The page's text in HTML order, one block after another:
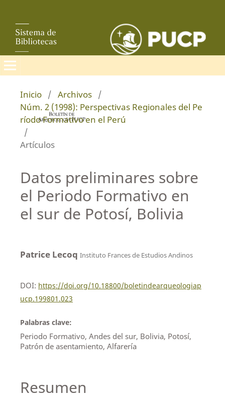
Inicio / Archivos /
Núm. 2 (1998): Perspectivas Regionales del Pe
ríodo Formativo en el Perú
/
Artículos
Datos preliminares sobre
el Periodo Formativo en
el sur de Potosí, Bolivia
Patrice Lecoq Instituto Frances de Estudios Andinos
DOI: https://doi.org/10.18800/boletindearqueologiap
ucp.199801.023
Palabras clave:
Periodo Formativo, Andes del sur, Bolivia, Potosí,
Patrón de asentamiento, Alfarería
Resumen